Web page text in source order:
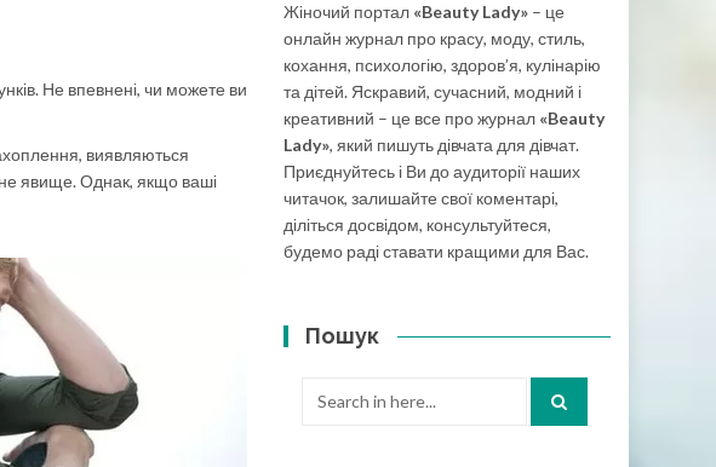
Не впевнені, чи можете ви
виявляються
явище. Однак, якщо ваші
Жіночий портал «Beauty Lady» – це
онлайн журнал про красу, моду, стиль,
кохання, психологію, здоров’я, кулінарію
та дітей. Яскравий, сучасний, модний і
креативний – це все про журнал «Beauty
Lady», який пишуть дівчата для дівчат.
Приєднуйтесь і Ви до аудиторії наших
читачок, залишайте свої коментарі,
діліться досвідом, консультуйтеся,
будемо раді ставати кращими для Вас.
Пошук